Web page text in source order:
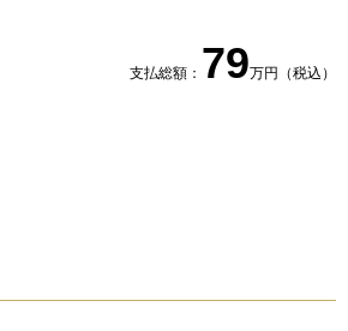
支払総額： 79万円（税込）